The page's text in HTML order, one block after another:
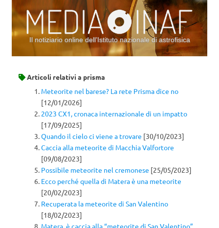
Il notiziario online dell’Istituto nazionale di astrofisica
Articoli relativi a prisma
Meteorite nel barese? La rete Prisma dice no
[12/01/2026]
2023 CX1, cronaca internazionale di un impatto
[17/09/2025]
Quando il cielo ci viene a trovare [30/10/2023]
Caccia alla meteorite di Macchia Valfortore
[09/08/2023]
Possibile meteorite nel cremonese [25/05/2023]
Ecco perché quella di Matera è una meteorite
[20/02/2023]
Recuperata la meteorite di San Valentino
[18/02/2023]
Matera, è caccia alla “meteorite di San Valentino”